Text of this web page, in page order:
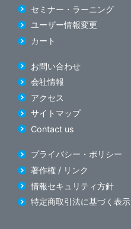
セミナー・ラーニング
ユーザー情報変更
カート
お問い合わせ
会社情報
アクセス
サイトマップ
Contact us
プライバシー・ポリシー
著作権 / リンク
情報セキュリティ方針
特定商取引法に基づく表示